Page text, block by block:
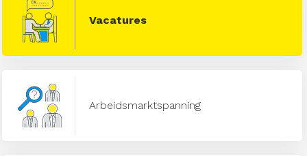
Vacatures
Arbeidsmarktspanning